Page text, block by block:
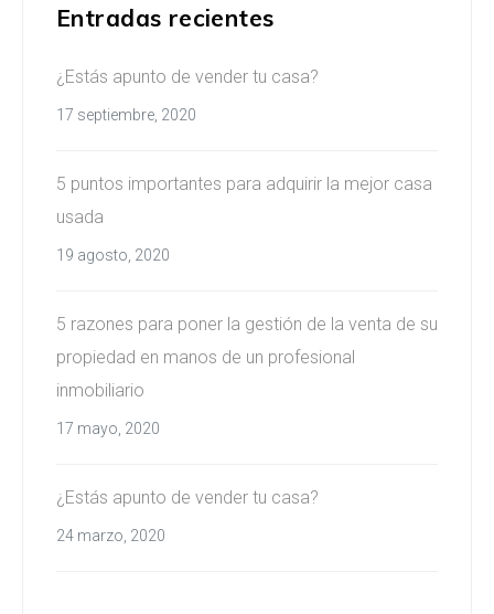
Entradas recientes
¿Estás apunto de vender tu casa?
17 septiembre, 2020
5 puntos importantes para adquirir la mejor casa
usada
19 agosto, 2020
5 razones para poner la gestión de la venta de su
propiedad en manos de un profesional
inmobiliario
17 mayo, 2020
¿Estás apunto de vender tu casa?
24 marzo, 2020